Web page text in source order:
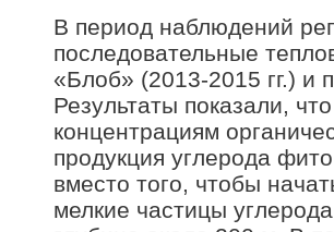
В период наблюдений
последовательные
«Блоб» (2013-2015 гг.) и
Результаты показали,
концентрациям
продукция углерода
вместо того, чтобы
мелкие частицы